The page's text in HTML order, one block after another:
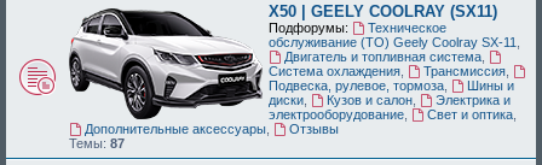
X50 | GEELY COOLRAY (SX11)
Подфорумы:
Техническое
обслуживание (ТО) Geely Coolray SX-11
Двигатель и топливная система,
Система охлаждения
Трансмиссия,
Подвеска, рулевое, тормоза
Шины и
диски
Кузов и салон,
Электрика и
электрооборудование
Свет и оптика,
Дополнительные аксессуары,
Отзывы
Темы: 87